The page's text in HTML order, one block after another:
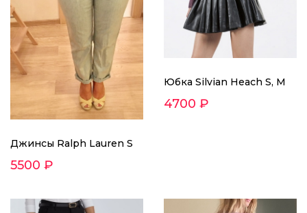
Джинсы Ralph Lauren S
5500 ₽
Юбка Silvian Heach S, M
4700 ₽